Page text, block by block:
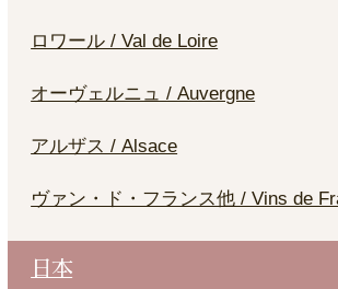
ロワール / Val de Loire
オーヴェルニュ / Auvergne
アルザス / Alsace
ヴァン・ド・フランス他 / Vins de
日本